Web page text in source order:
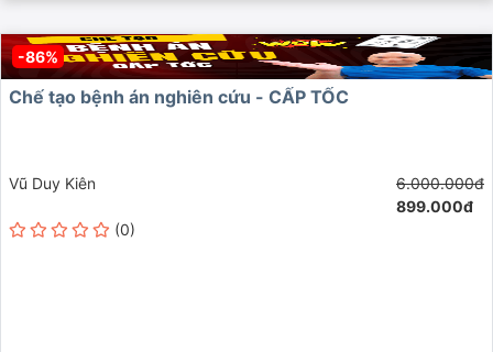
-86%
Chế tạo bệnh án nghiên cứu - CẤP TỐC
Vũ Duy Kiên
6.000.000đ
899.000đ
(0)